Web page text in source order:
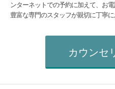
ンターネットでの予約に加えて、お
豊富な専門のスタッフが親切に丁寧に
カウンセ